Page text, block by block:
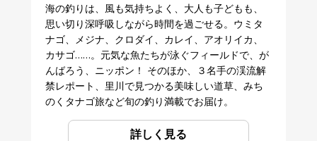
海の釣りは、風も気持ちよく、大人も子どもも、
思い切り深呼吸しながら時間を過ごせる。ウミタ
ナゴ、メジナ、クロダイ、カレイ、アオリイカ、
カサゴ……。元気な魚たちが泳ぐフィールドで、が
んばろう、ニッポン！ そのほか、３名手の渓流解
禁レポート、里川で見つかる美味しい道草、みち
のくタナゴ旅など旬の釣り満載でお届け。
詳しく見る